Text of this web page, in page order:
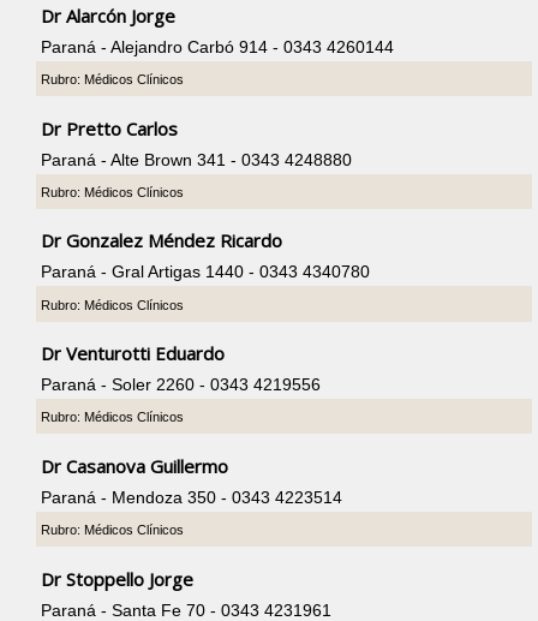
Dr Alarcón Jorge
Paraná - Alejandro Carbó 914 - 0343 4260144
Rubro: Médicos Clínicos
Dr Pretto Carlos
Paraná - Alte Brown 341 - 0343 4248880
Rubro: Médicos Clínicos
Dr Gonzalez Méndez Ricardo
Paraná - Gral Artigas 1440 - 0343 4340780
Rubro: Médicos Clínicos
Dr Venturotti Eduardo
Paraná - Soler 2260 - 0343 4219556
Rubro: Médicos Clínicos
Dr Casanova Guillermo
Paraná - Mendoza 350 - 0343 4223514
Rubro: Médicos Clínicos
Dr Stoppello Jorge
Paraná - Santa Fe 70 - 0343 4231961